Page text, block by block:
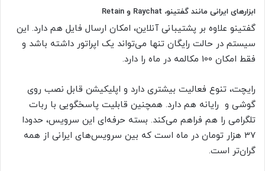
ابزارهای ایرانی مانند گفتینو، Raychat و Retain
گفتینو علاوه بر پشتیبانی آنلاین، امکان ارسال فایل هم دارد. این
سیستم در حالت رایگان تنها می‌تواند یک اپراتور داشته باشد و
فقط امکان 100 مکالمه در ماه را دارد.
رایچت، تنوع فعالیت بیشتری دارد و اپلیکیشن قابل نصب روی
گوشی و رایانه هم دارد. همچنین قابلیت پاسخگویی با ربات
تلگرامی را هم فراهم می‌کند. بسته حرفه‌ای این سرویس، حدودا
37 هزار تومان در ماه است که بین سرویس‌های ایرانی از همه
گران‌تر است.